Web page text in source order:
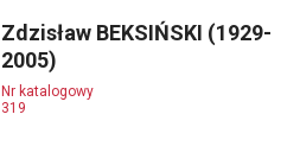
Zdzisław BEKSIŃSKI (1929-
2005)
Nr katalogowy
319